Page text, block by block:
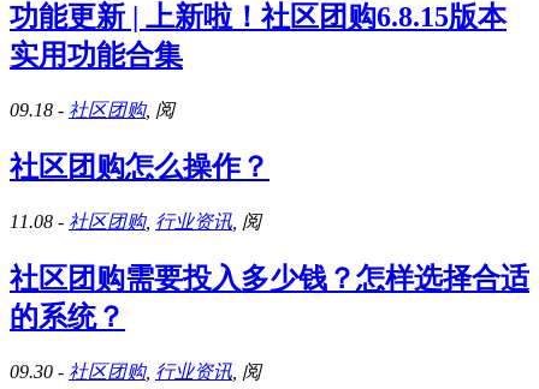
功能更新 | 上新啦！社区团购6.8.15版本
实用功能合集
09.18 - 社区团购, 阅
社区团购怎么操作？
11.08 - 社区团购, 行业资讯 , 阅
社区团购需要投入多少钱？怎样选择合适
的系统？
09.30 - 社区团购, 行业资讯 , 阅